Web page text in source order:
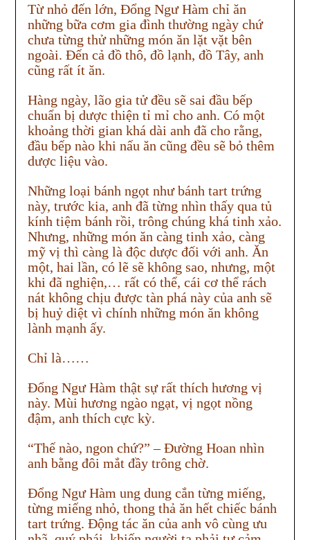
Từ nhỏ đến lớn, Đổng Ngư Hàm chỉ ăn
những bữa cơm gia đình thường ngày chứ
chưa từng thử những món ăn lặt vặt bên
ngoài. Đến cả đồ thô, đồ lạnh, đồ Tây, anh
cũng rất ít ăn.
Hàng ngày, lão gia tử đều sẽ sai đầu bếp
chuẩn bị dược thiện tỉ mỉ cho anh. Có một
khoảng thời gian khá dài anh đã cho rằng,
đầu bếp nào khi nấu ăn cũng đều sẽ bỏ thêm
dược liệu vào.
Những loại bánh ngọt như bánh tart trứng
này, trước kia, anh đã từng nhìn thấy qua tủ
kính tiệm bánh rồi, trông chúng khá tinh xảo.
Nhưng, những món ăn càng tinh xảo, càng
mỹ vị thì càng là độc dược đối với anh. Ăn
một, hai lần, có lẽ sẽ không sao, nhưng, một
khi đã nghiện,… rất có thể, cái cơ thể rách
nát không chịu được tàn phá này của anh sẽ
bị huỷ diệt vì chính những món ăn không
lành mạnh ấy.
Chỉ là……
Đổng Ngư Hàm thật sự rất thích hương vị
này. Mùi hương ngào ngạt, vị ngọt nồng
đậm, anh thích cực kỳ.
“Thế nào, ngon chứ?” – Đường Hoan nhìn
anh bằng đôi mắt đầy trông chờ.
Đổng Ngư Hàm ung dung cắn từng miếng,
từng miếng nhỏ, thong thả ăn hết chiếc bánh
tart trứng. Động tác ăn của anh vô cùng ưu